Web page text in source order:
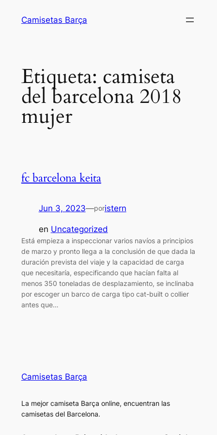
Camisetas Barça
Etiqueta: camiseta
del barcelona 2018
mujer
fc barcelona keita
Jun 3, 2023—poristern
en Uncategorized
Está empieza a inspeccionar varios navíos a principios
de marzo y pronto llega a la conclusión de que dada la
duración prevista del viaje y la capacidad de carga
que necesitaría, especificando que hacían falta al
menos 350 toneladas de desplazamiento, se inclinaba
por escoger un barco de carga tipo cat-built o collier
antes que…
Camisetas Barça
La mejor camiseta Barça online, encuentran las
camisetas del Barcelona.